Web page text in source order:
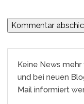
Keine News
und bei neuen
Mail informiert